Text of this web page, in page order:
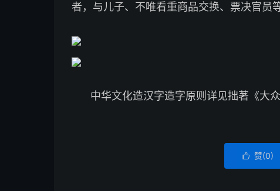
者，与儿子、不唯看重商品交换、票决官员
中华文化造汉字造字原则详见拙著《大
 赞(0)